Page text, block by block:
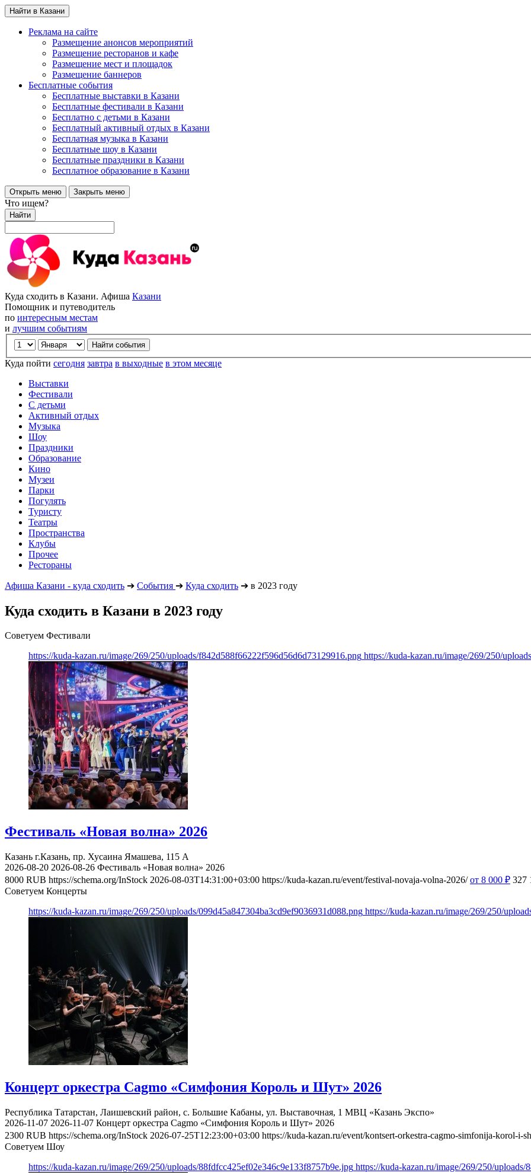
Найти в Казани
Реклама на сайте
Размещение анонсов мероприятий
Размещение ресторанов и кафе
Размещение мест и площадок
Размещение баннеров
Бесплатные события
Бесплатные выставки в Казани
Бесплатные фестивали в Казани
Бесплатно с детьми в Казани
Бесплатный активный отдых в Казани
Бесплатная музыка в Казани
Бесплатные шоу в Казани
Бесплатные праздники в Казани
Бесплатное образование в Казани
Открыть меню Закрыть меню
Что ищем?
Найти
Куда сходить в Казани. Афиша Казани
Помощник и путеводитель
по интересным местам
и лучшим событиям
Куда пойти сегодня завтра в выходные в этом месяце
Выставки
Фестивали
С детьми
Активный отдых
Музыка
Шоу
Праздники
Образование
Кино
Музеи
Парки
Погулять
Туристу
Театры
Пространства
Клубы
Прочее
Рестораны
Афиша Казани - куда сходить ➔ События ➔ Куда сходить ➔ в 2023 году
Куда сходить в Казани в 2023 году
Советуем Фестивали
https://kuda-kazan.ru/image/269/250/uploads/f842d588f66222f596d56d6d73129916.png https://kuda-kazan.ru/image/269/250/
Фестиваль «Новая волна» 2026
Казань г.Казань, пр. Хусаина Ямашева, 115 A
2026-08-20 2026-08-26 Фестиваль «Новая волна» 2026
8000 RUB https://schema.org/InStock 2026-08-03T14:31:00+03:00 https://kuda-kazan.ru/event/festival-novaja-volna-2026/ от 8 000 ₽ 327
Советуем Концерты
https://kuda-kazan.ru/image/269/250/uploads/099d45a847304ba3cd9ef9036931d088.png https://kuda-kazan.ru/image/269/250/
Концерт оркестра Cagmo «Симфония Король и Шут» 2026
Республика Татарстан, Лаишевский район, с. Большие Кабаны, ул. Выставочная, 1 МВЦ «Казань Экспо»
2026-11-07 2026-11-07 Концерт оркестра Cagmo «Симфония Король и Шут» 2026
2300 RUB https://schema.org/InStock 2026-07-25T12:23:00+03:00 https://kuda-kazan.ru/event/kontsert-orkestra-cagmo-simfonija-korol-i-
Советуем Шоу
https://kuda-kazan.ru/image/269/250/uploads/88fdfcc425ef02e346c9e133f8757b9e.jpg https://kuda-kazan.ru/image/269/250/